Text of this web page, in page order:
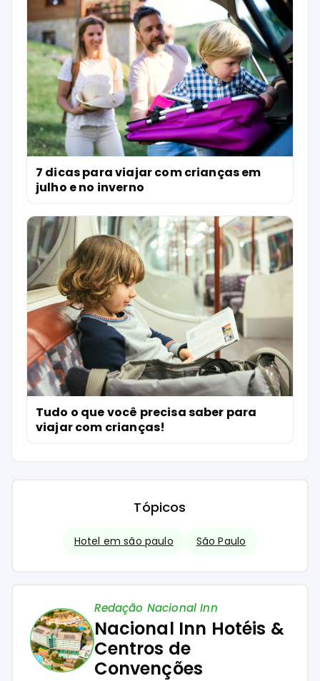
7 dicas para viajar com crianças em
julho e no inverno
Tudo o que você precisa saber para
viajar com crianças!
Tópicos
Hotel em são paulo São Paulo
Redação Nacional Inn
Nacional Inn Hotéis &
Centros de
Convenções